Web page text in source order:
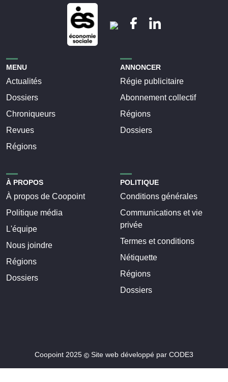
MENU
Actualités
Dossiers
Chroniqueurs
Revues
Régions
ANNONCER
Régie publicitaire
Abonnement collectif
Régions
Dossiers
À PROPOS
À propos de Coopoint
Politique média
L'équipe
Nous joindre
Régions
Dossiers
POLITIQUE
Conditions générales
Communications et vie
privée
Termes et conditions
Nétiquette
Régions
Dossiers
Coopoint 2025 Site web développé par CODE3